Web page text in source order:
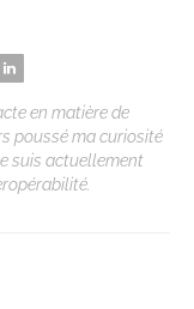
en matière de
poussé ma curiosité
suis actuellement